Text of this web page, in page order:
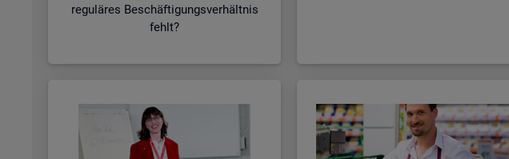
reguläres Beschäftigungsverhältnis
fehlt?